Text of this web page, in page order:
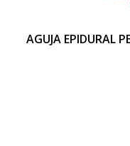
AGUJA EPIDURAL